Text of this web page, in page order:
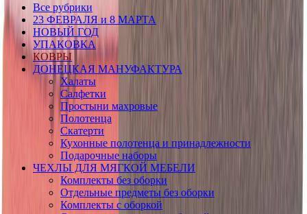
Все рубрики
23 ФЕВРАЛЯ и 8 МАРТА
НОВЫЙ ГОД
УПАКОВКА
КОВРЫ
ДОНЕЦКАЯ МАНУФАКТУРА
Халаты
Салфетки
Простыни махровые
Полотенца
Скатерти
Кухонные полотенца и принадлежности
Подарочные наборы
ЧЕХЛЫ ДЛЯ МЯГКОЙ МЕБЕЛИ
Комплекты без оборки
Отдельные предметы без оборки
Комплекты с оборкой